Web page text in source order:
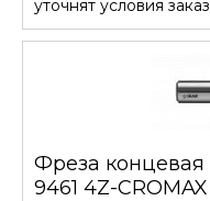
уточнят условия
Фреза
9461 4Z-